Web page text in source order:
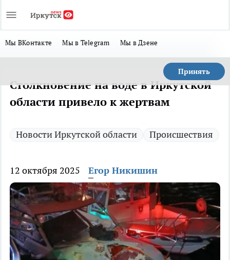
Мы ВКонтакте Мы в Telegram Мы в Дзене
Принять
Столкновение на воде в Иркутской
области привело к жертвам
Новости Иркутской области Происшествия
12 октября 2025 Егор Никишин